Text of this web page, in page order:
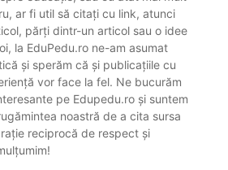
ar fi util să citați cu link, atunci
părți dintr-un articol sau o idee
la EduPedu.ro ne-am asumat
și sperăm că și publicațiile cu
vor face la fel. Ne bucurăm
pe Edupedu.ro și suntem
noastră de a cita sursa
reciprocă de respect și